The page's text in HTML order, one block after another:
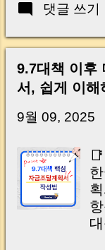
Your Account
Real Risks
Key
신가요? “잔
닌가요?” 하지
습니다. 잔금일
이는 가장 긴
중개 현장에
시, 이체 한도
서 계약이 무
다. 또 어떤
인데 왜 내 통
댓글 쓰기
9.7대책 이후
서, 쉽게 이해
9월 09, 2025